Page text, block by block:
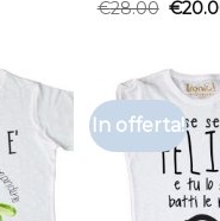
4.33su 5
€28.00 €
In offerta!